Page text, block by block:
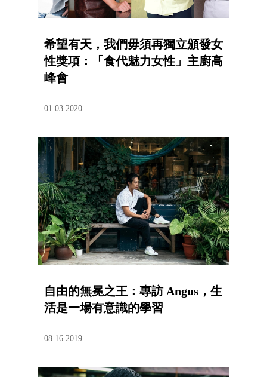
希望有天，我們毋須再獨立頒發女
性獎項：「食代魅力女性」主廚高
峰會
01.03.2020
自由的無冕之王：專訪 Angus，生
活是一場有意識的學習
08.16.2019